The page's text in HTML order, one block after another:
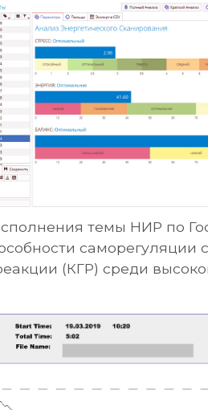
темы НИР по
саморегуляции
(КГР) среди